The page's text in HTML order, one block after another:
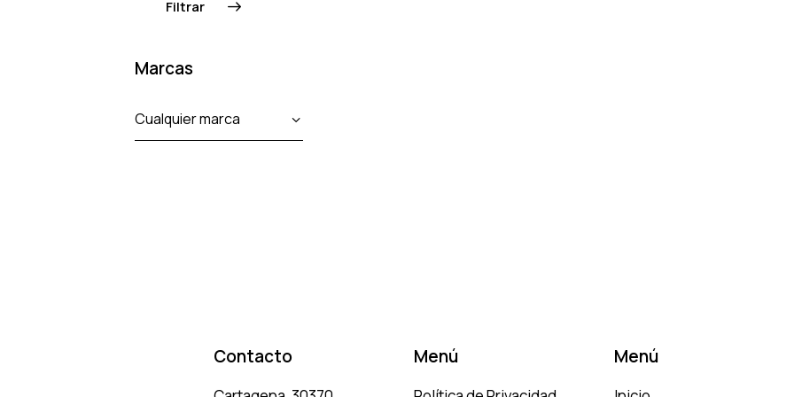
Filtrar
Marcas
Contacto Menú Menú